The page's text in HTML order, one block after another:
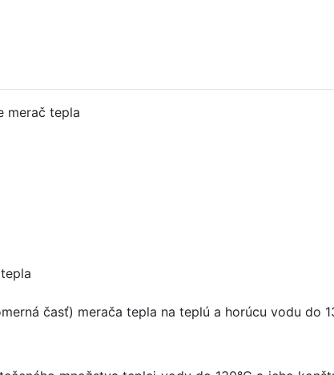
merač tepla
časť) merača tepla na teplú a horúcu vodu do